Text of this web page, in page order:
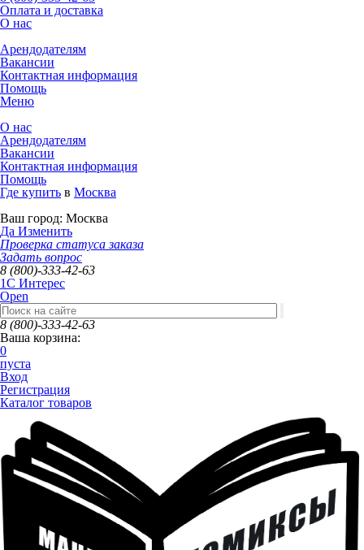
Оплата и доставка
О нас
Арендодателям
Вакансии
Контактная информация
Помощь
Меню
О нас
Арендодателям
Вакансии
Контактная информация
Помощь
Где купить в Москва
Ваш город: Москва
Да Изменить
Проверка статуса заказа
Задать вопрос
8 (800)-333-42-63
1C Интерес
Open
8 (800)-333-42-63
Ваша корзина:
0
пуста
Вход
Регистрация
Каталог товаров